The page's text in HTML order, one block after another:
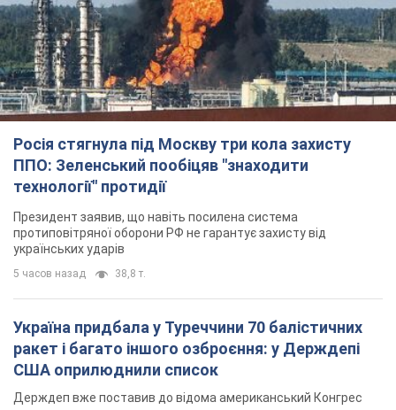
Росія стягнула під Москву три кола захисту
ППО: Зеленський пообіцяв "знаходити
технології" протидії
Президент заявив, що навіть посилена система
протиповітряної оборони РФ не гарантує захисту від
українських ударів
5 часов назад 38,8 т.
Україна придбала у Туреччини 70 балістичних
ракет і багато іншого озброєння: у Держдепі
США оприлюднили список
Держдеп вже поставив до відома американський Конгрес